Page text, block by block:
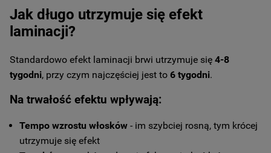
Jak długo utrzymuje się efekt
laminacji?
Standardowo efekt laminacji brwi utrzymuje się 4-8
tygodni, przy czym najczęściej jest to 6 tygodni.
Na trwałość efektu wpływają:
Tempo wzrostu włosków - im szybciej rosną, tym krócej
utrzymuje się efekt